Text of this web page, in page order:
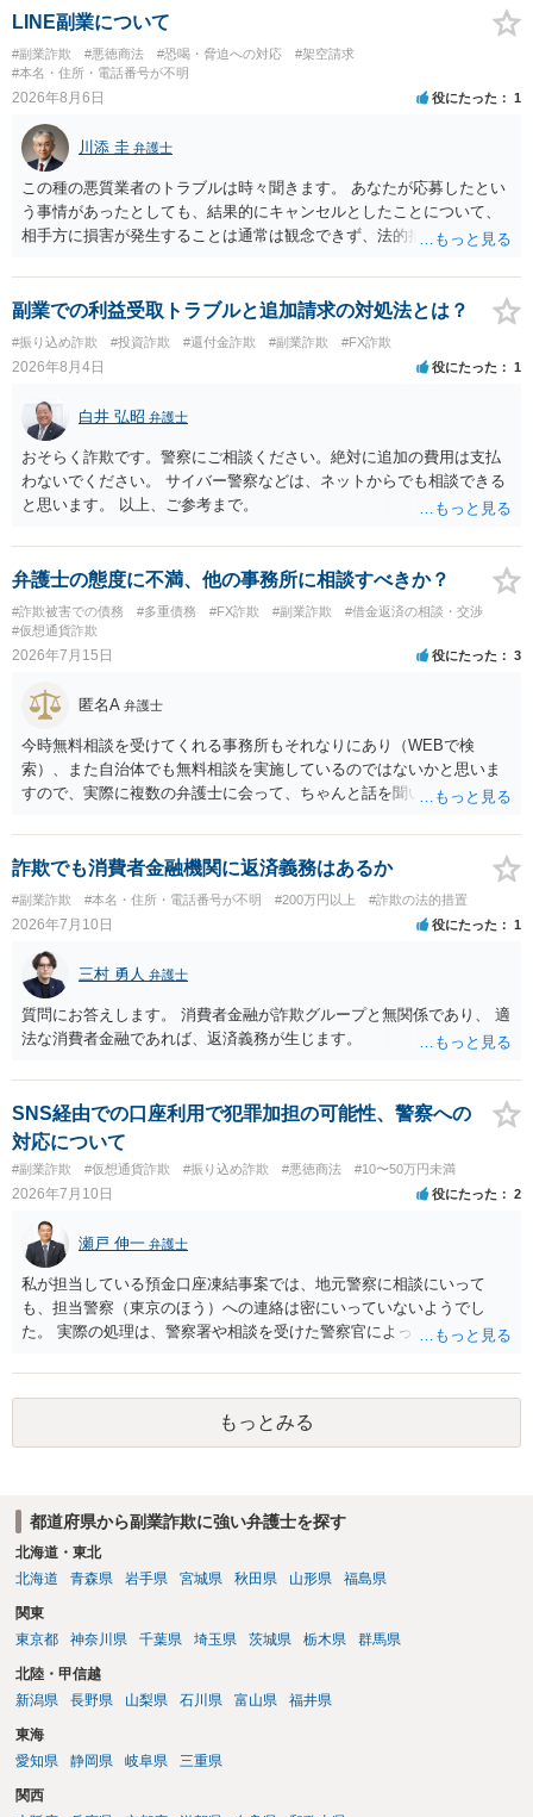
LINE副業について
#副業詐欺 #悪徳商法 #恐喝・脅迫への対応
#架空請求
#本名・住所・電話番号が不明
2026年8月6日 役にたった 1
川添 圭 弁護士
この種の悪質業者のトラブルは時々聞きます。 あなたが応募したとい
う事情があったとしても、結果的にキャンセルとしたことについて、
相手方に損害が発生することは通常は観念できず、法的措置を採って
ず、最寄りの消費生活センターへ相談し、連絡を無視してよいかどう
かのアドバイスを受けられることをお勧めします。しつこいようであ
れば、弁護士へ依頼して警告してもらうことも必要になるかもしれま
せん。
副業での利益受取トラブルと追加請求の対処法とは？
#振り込め詐欺 #投資詐欺 #還付金詐欺 #副業詐欺 #FX詐欺
2026年8月4日 役にたった 1
白井 弘昭 弁護士
おそらく詐欺です。警察にご相談ください。絶対に追加の費用は支払
わないでください。 サイバー警察などは、ネットからでも相談できる
と思います。 以上、ご参考まで。
弁護士の態度に不満、他の事務所に相談すべきか？
#詐欺被害での債務 #多重債務 #FX詐欺 #副業詐欺
#借金返済の相談・交渉
#仮想通貨詐欺
2026年7月15日 役にたった 3
匿名A 弁護士
今時無料相談を受けてくれる事務所もそれなりにあり（WEBで検
索）、また自治体でも無料相談を実施しているのではないかと思いま
すので、実際に複数の弁護士に会って、ちゃんと話を聞いてくれる
はそもそも事案を把握できていないようですので、御相談の案件につ
いては弁護士として能力不足なのかもしれません。相手にしない方が
良いと思います。ただ、仮想通貨詐欺の被害回復は現実的には難しい
かもしれません。
詐欺でも消費者金融機関に返済義務はあるか
#副業詐欺 #本名・住所・電話番号が不明 #200万円以上 #詐欺の法的措置
2026年7月10日 役にたった 1
三村 勇人 弁護士
質問にお答えします。 消費者金融が詐欺グループと無関係であり、 適
法な消費者金融であれば、返済義務が生じます。
SNS経由での口座利用で犯罪加担の可能性、警察への
対応について
#副業詐欺 #仮想通貨詐欺 #振り込め詐欺 #悪徳商法 #10〜50万円未満
2026年7月10日 役にたった 2
瀬戸 伸一 弁護士
私が担当している預金口座凍結事案では、地元警察に相談にいって
も、担当警察（東京のほう）への連絡は密にいっていないようでし
た。 実際の処理は、警察署や相談を受けた警察官によってだいぶ変わ
いて弁護士に依頼を検討されてください。
もっとみる
都道府県から副業詐欺に強い弁護士を探す
北海道・東北
北海道
青森県 岩手県 宮城県 秋田県 山形県 福島県
関東
東京都
神奈川県 千葉県 埼玉県 茨城県 栃木県 群馬県
北陸・甲信越
新潟県
長野県 山梨県 石川県 富山県 福井県
東海
愛知県
静岡県 岐阜県 三重県
関西